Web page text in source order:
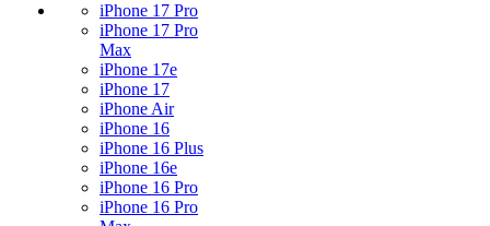
iPhone 17 Pro
iPhone 17 Pro
Max
iPhone 17e
iPhone 17
iPhone Air
iPhone 16
iPhone 16 Plus
iPhone 16e
iPhone 16 Pro
iPhone 16 Pro